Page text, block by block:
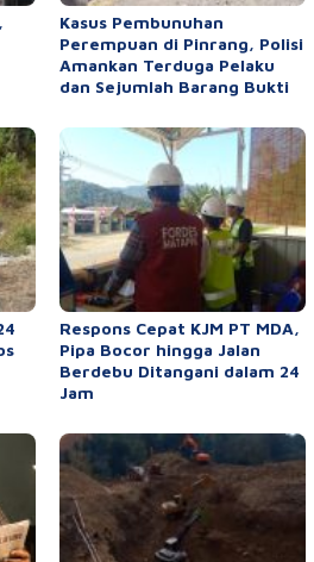
Kasus Pembunuhan
Perempuan di Pinrang, Polisi
Amankan Terduga Pelaku
dan Sejumlah Barang Bukti
Respons Cepat KJM PT MDA,
Pipa Bocor hingga Jalan
Berdebu Ditangani dalam 24
Jam